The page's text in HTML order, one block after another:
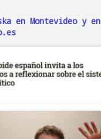
en Montevideo y en